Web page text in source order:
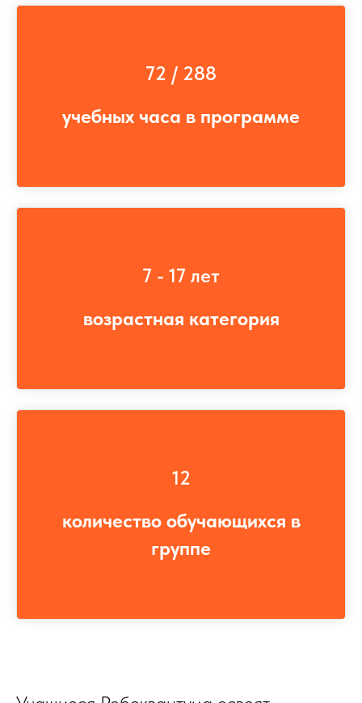
72 / 288
учебных часа в программе
7 - 17 лет
возрастная категория
12
количество обучающихся в
группе